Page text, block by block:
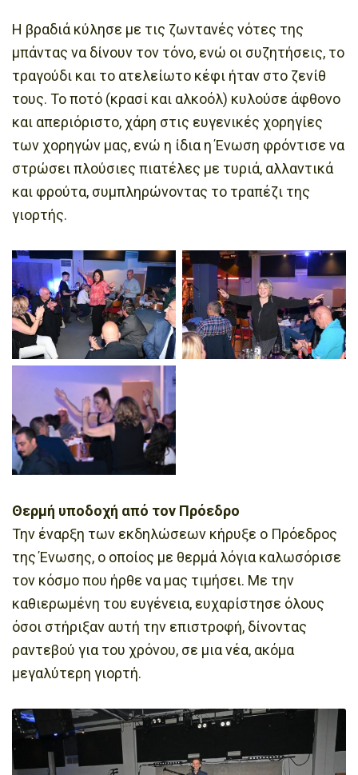
Η βραδιά κύλησε με τις ζωντανές νότες της
μπάντας να δίνουν τον τόνο, ενώ οι συζητήσεις, το
τραγούδι και το ατελείωτο κέφι ήταν στο ζενίθ
τους. Το ποτό (κρασί και αλκοόλ) κυλούσε άφθονο
και απεριόριστο, χάρη στις ευγενικές χορηγίες
των χορηγών μας, ενώ η ίδια η Ένωση φρόντισε να
στρώσει πλούσιες πιατέλες με τυριά, αλλαντικά
και φρούτα, συμπληρώνοντας το τραπέζι της
γιορτής.
Θερμή υποδοχή από τον Πρόεδρο
Την έναρξη των εκδηλώσεων κήρυξε ο Πρόεδρος
της Ένωσης, ο οποίος με θερμά λόγια καλωσόρισε
τον κόσμο που ήρθε να μας τιμήσει. Με την
καθιερωμένη του ευγένεια, ευχαρίστησε όλους
όσοι στήριξαν αυτή την επιστροφή, δίνοντας
ραντεβού για του χρόνου, σε μια νέα, ακόμα
μεγαλύτερη γιορτή.